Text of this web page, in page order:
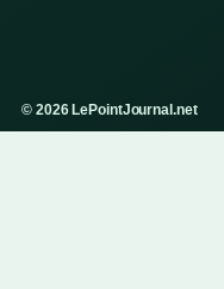
© 2026 LePointJournal.net